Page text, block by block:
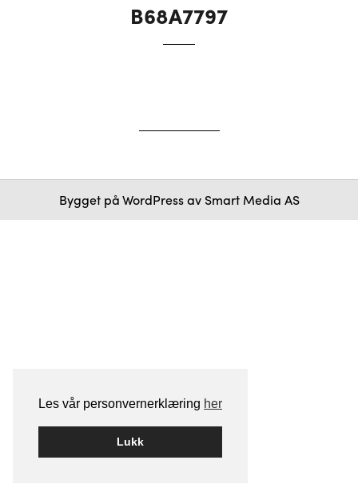
Les vår personvernerklæring her
Lukk
B68A7797
Bygget påWordPressav Smart Media AS